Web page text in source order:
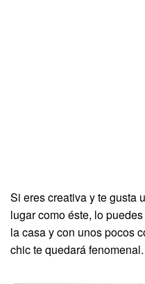
Si eres creativa y te gusta
lugar como éste, lo
la casa y con unos pocos
chic te quedará fenomenal.